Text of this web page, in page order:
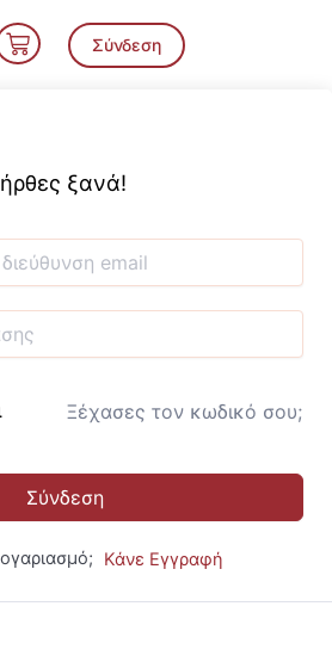
Cart Σύνδεση
ξανά!
Ξέχασες τον κωδικό σου;
Σύνδεση
Κάνε Εγγραφή